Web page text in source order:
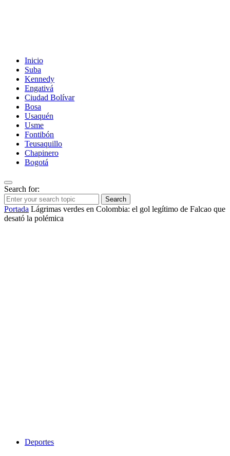
Inicio
Suba
Kennedy
Engativá
Ciudad Bolívar
Bosa
Usaquén
Usme
Fontibón
Teusaquillo
Chapinero
Bogotá
Search for:
Search
Portada Lágrimas verdes en Colombia: el gol legítimo de Falcao que
desató la polémica
Deportes